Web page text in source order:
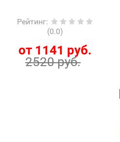
Рейтинг:
(0.0)
от 1141 руб.
2520 руб.